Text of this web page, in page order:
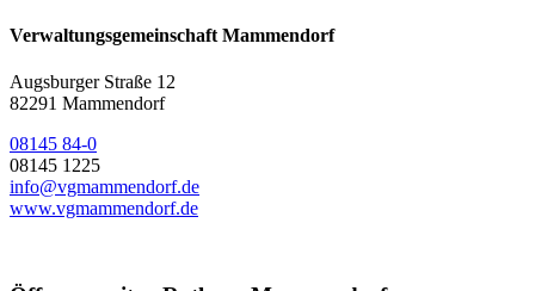
Verwaltungsgemeinschaft Mammendorf
Augsburger Straße 12
82291 Mammendorf
08145 84-0
08145 1225
info@vgmammendorf.de
www.vgmammendorf.de